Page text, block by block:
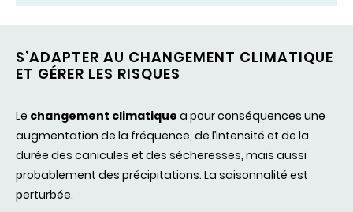
S’ADAPTER AU CHANGEMENT CLIMATIQUE
ET GÉRER LES RISQUES
Le changement climatique a pour conséquences une
augmentation de la fréquence, de l’intensité et de la
durée des canicules et des sécheresses, mais aussi
probablement des précipitations. La saisonnalité est
perturbée.